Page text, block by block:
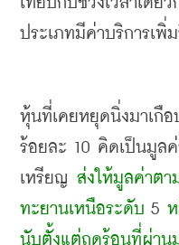
ประเภทมีค่าบริการเพิ่
หุ้นที่เคยหยุดนิ่งมาเกือ
ร้อยละ 10 คิดเป็นมูล
เหรียญ ส่งให้มูลค่าตา
ทะยานเหนือระดับ 5
นับตั้งแต่ฤดูร้อนที่ผ่าน